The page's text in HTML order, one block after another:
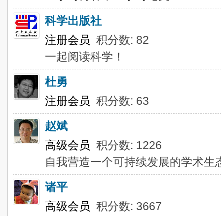
科学出版社
注册会员 积分数: 82
一起阅读科学！
杜勇
注册会员 积分数: 63
赵斌
高级会员 积分数: 1226
自我营造一个可持续发展的学术生
诸平
高级会员 积分数: 3667